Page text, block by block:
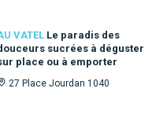
VATEL Le paradis des
sucrées à déguster
place ou à emporter
27 Place Jourdan 1040